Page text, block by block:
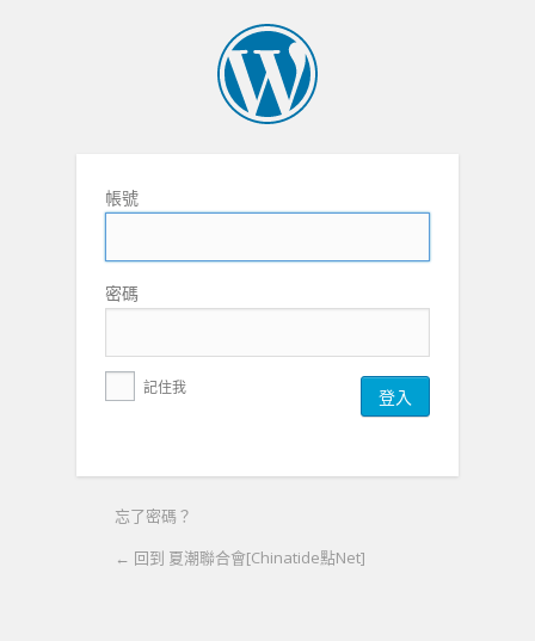
帳號
密碼
記住我
忘了密碼？
← 回到 夏潮聯合會[Chinatide點Net]